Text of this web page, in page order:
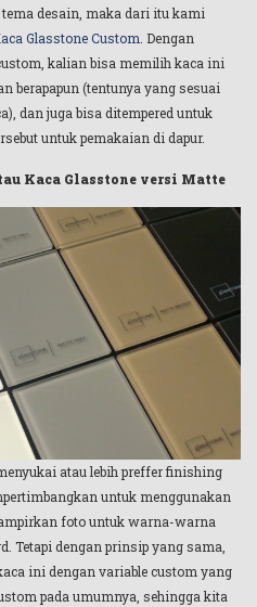
desain, maka dari itu kami
Glasstone Custom . Dengan
kalian bisa memilih kaca ini
berapapun (tentunya yang sesuai
dan juga bisa ditempered untuk
untuk pemakaian di dapur.
Kaca Glasstone versi Matte
atau lebih preffer finishing
untuk menggunakan
foto untuk warna-warna
Tetapi dengan prinsip yang sama,
ini dengan variable custom yang
pada umumnya, sehingga kita